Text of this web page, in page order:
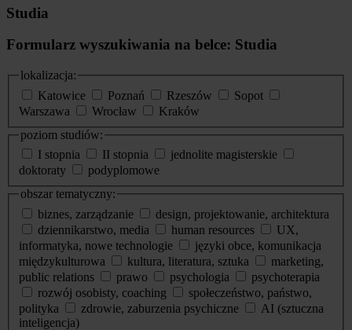
Studia
Formularz wyszukiwania na belce: Studia
lokalizacja:
Katowice
Poznań Rzeszów
Sopot
Warszawa
Wrocław
Kraków
poziom studiów:
I stopnia
II stopnia
jednolite magisterskie
doktoraty
podyplomowe
obszar tematyczny:
biznes, zarządzanie
design, projektowanie, architektura
dziennikarstwo, media
human resources
UX,
informatyka, nowe technologie
języki obce, komunikacja
międzykulturowa
kultura, literatura, sztuka
marketing,
public relations
prawo psychologia
psychoterapia
rozwój osobisty, coaching
społeczeństwo, państwo,
polityka
zdrowie, zaburzenia psychiczne
AI (sztuczna
inteligencja)